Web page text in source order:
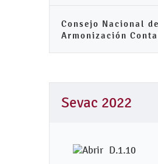
Consejo Nacional de
Armonización
Sevac 2022
D.1.10